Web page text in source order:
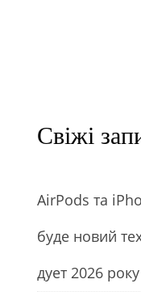
Свіжі
АirРods та
буде новий
дует 2026 року